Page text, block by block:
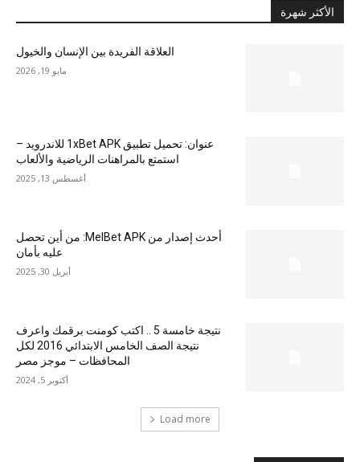
الأكثر شهرة
العلاقة الفريدة بين الإنسان والخيول
مايو 19, 2026
عنوان: تحميل تطبيق 1xBet APK للاندرويد –
استمتع بالمراهنات الرياضية والألعاب
أغسطس 13, 2025
أحدث إصدار من MelBet APK: من أين تحصل
عليه بأمان
أبريل 30, 2025
نتيجة خامسة 5 .. اكتب كومنت برقمك واعرف
نتيجة الصف الخامس الابتدائي 2016 لكل
المحافظات – موجز مصر
أكتوبر 5, 2024
Load more